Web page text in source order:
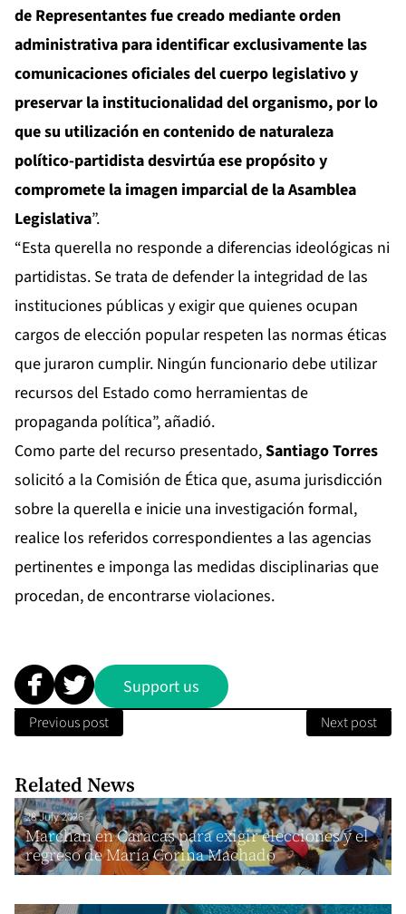
de Representantes fue creado mediante orden
administrativa para identificar exclusivamente las
comunicaciones oficiales del cuerpo legislativo y
preservar la institucionalidad del organismo, por lo
que su utilización en contenido de naturaleza
político-partidista desvirtúa ese propósito y
compromete la imagen imparcial de la Asamblea
Legislativa”.
“Esta querella no responde a diferencias ideológicas ni
partidistas. Se trata de defender la integridad de las
instituciones públicas y exigir que quienes ocupan
cargos de elección popular respeten las normas éticas
que juraron cumplir. Ningún funcionario debe utilizar
recursos del Estado como herramientas de
propaganda política”, añadió.
Como parte del recurso presentado,Santiago Torres
solicitó a la Comisión de Ética que, asuma jurisdicción
sobre la querella e inicie una investigación formal,
realice los referidos correspondientes a las agencias
pertinentes e imponga las medidas disciplinarias que
procedan, de encontrarse violaciones.
Support us
Previous post Next post
Related News
28 July 2026
Marchan en Caracas para exigir elecciones y el
regreso de María Corina Machado